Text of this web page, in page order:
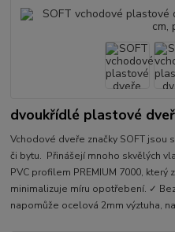
dvoukřídlé plastové
Vchodové dveře značky SOFT
či bytu. Přinášejí mnoho skvělých
PVC profilem PREMIUM 7000,
minimalizuje míru opotřebení. ✓
napomůže ocelová 2mm výztuha,